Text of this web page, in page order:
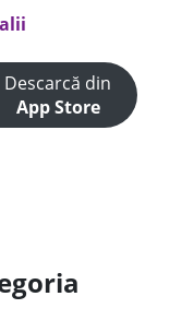
Descarcă din
App Store